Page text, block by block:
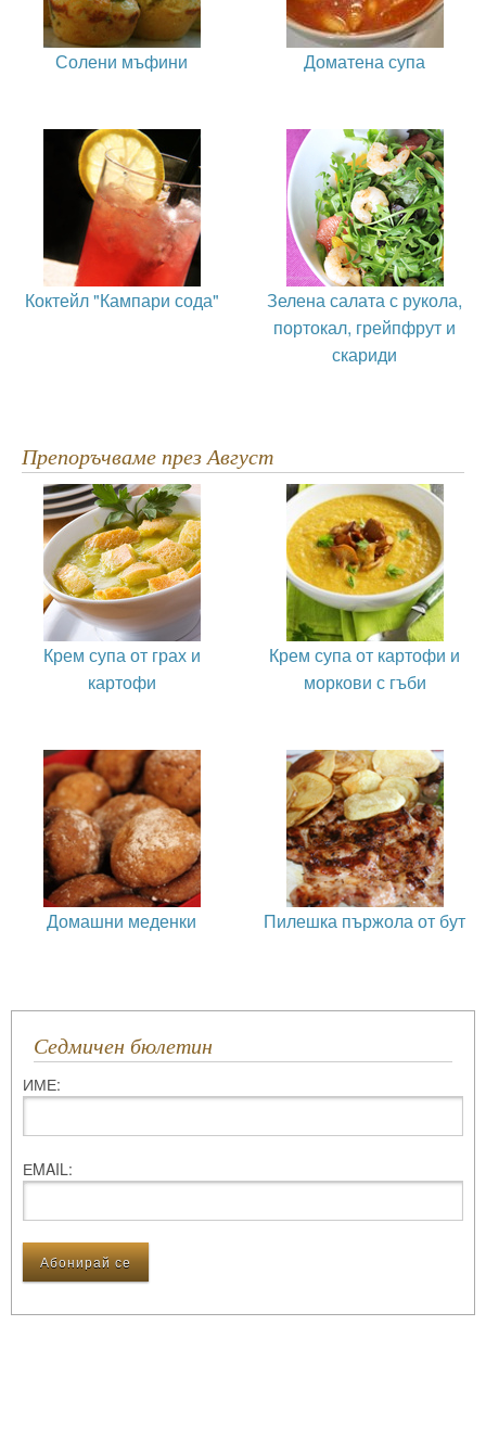
Солени мъфини Доматена супа
Коктейл "Кампари сода"
Зелена салата с рукола,
портокал, грейпфрут и
скариди
Препоръчваме през Август
Крем супа от грах и
картофи
Крем супа от картофи и
моркови с гъби
Домашни меденки Пилешка пържола от бут
Седмичен бюлетин
ИМЕ:
ЕMAIL: